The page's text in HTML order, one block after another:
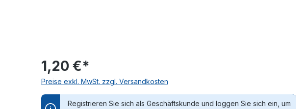
1,20 €*
Preise exkl. MwSt. zzgl. Versandkosten
Registrieren Sie sich als Geschäftskunde und loggen Sie sich ein, um